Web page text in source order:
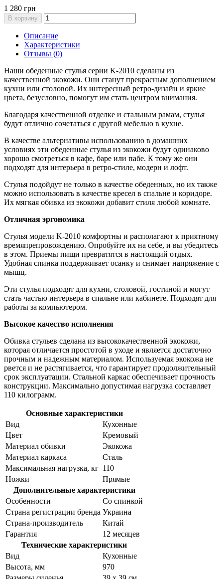
1 280 грн
В корзину
Описание
Характеристики
Отзывы (0)
Наши обеденные стулья серии K-2010 сделаны из
качественной экокожи. Они станут прекрасным дополнением
кухни или столовой. Их интересный ретро-дизайн и яркие
цвета, безусловно, помогут им стать центром внимания.
Благодаря качественной отделке и стальным рамам, стулья
будут отлично сочетаться с другой мебелью в кухне.
В качестве альтернативы использованию в домашних
условиях эти обеденные стулья из экокожи будут одинаково
хорошо смотреться в кафе, баре или пабе. К тому же они
подходят для интерьера в ретро-стиле, модерн и лофт.
Стулья подойдут не только в качестве обеденных, но их также
можно использовать в качестве кресел в спальне и коридоре.
Их мягкая обивка из экокожи добавит стиля любой комнате.
Отличная эргономика
Стулья модели K-2010 комфортны и располагают к приятному
времяпрепровождению. Опробуйте их на себе, и вы убедитесь
в этом. Приемы пищи превратятся в настоящий отдых.
Удобная спинка поддерживает осанку и снимает напряжение с
мышц.
Эти стулья подходят для кухни, столовой, гостиной и могут
стать частью интерьера в спальне или кабинете. Подходят для
работы за компьютером.
Высокое качество исполнения
Обивка стульев сделана из высококачественной экокожи,
которая отличается простотой в уходе и является достаточно
прочным и надежным материалом. Используемая экокожа не
рвется и не растягивается, что гарантирует продолжительный
срок эксплуатации. Стальной каркас обеспечивает прочность
конструкции. Максимально допустимая нагрузка составляет
110 килограмм.
Основные характеристики
Вид
Кухонные
Цвет
Кремовый
Материал обивки
Экокожа
Материал каркаса
Сталь
Максимальная нагрузка, кг 110
Ножки
Прямые
Дополнительные характеристики
Особенности
Со спинкой
Страна регистрации бренда Украина
Страна-производитель
Китай
Гарантия
12 месяцев
Технические характеристики
Вид
Кухонные
Высота, мм
970